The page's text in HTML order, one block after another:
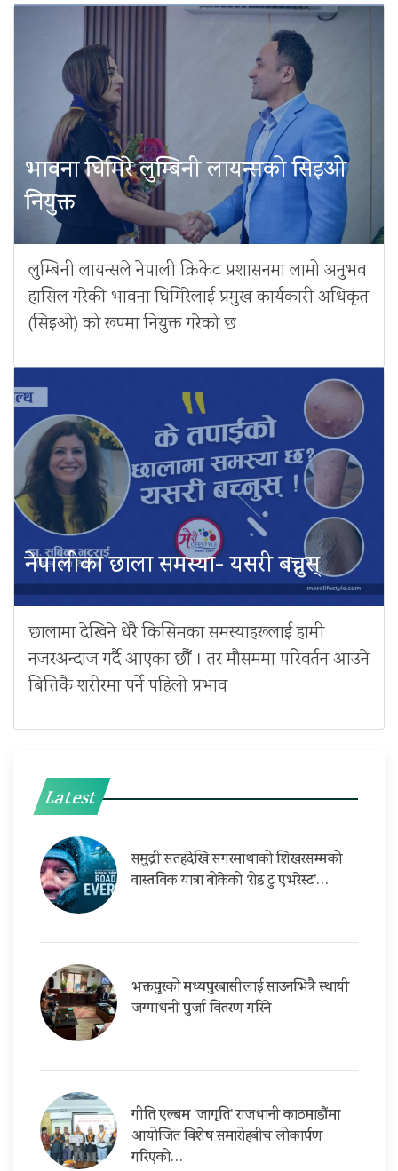
भावना घिमिरे लुम्बिनी लायन्सको सिइओ
नियुक्त
लुम्बिनी लायन्सले नेपाली क्रिकेट प्रशासनमा लामो अनुभव
हासिल गरेकी भावना घिमिरेलाई प्रमुख कार्यकारी अधिकृत
(सिइओ) को रूपमा नियुक्त गरेको छ
नेपालीका छाला समस्या- यसरी बच्नुस्
छालामा देखिने धेरै किसिमका समस्याहरूलाई हामी
नजरअन्दाज गर्दै आएका छौँ । तर मौसममा परिवर्तन आउने
बित्तिकै शरीरमा पर्ने पहिलो प्रभाव
Latest
समुद्री सतहदेखि सगरमाथाको शिखरसम्मको
वास्तविक यात्रा बोकेको ‘रोड टु एभरेस्ट’…
भक्तपुरको मध्यपुरबासीलाई साउनभित्रै स्थायी
जग्गाधनी पुर्जा वितरण गरिने
गीति एल्बम ‘जागृति’ राजधानी काठमाडौंमा
आयोजित विशेष समारोहबीच लोकार्पण
गरिएको…